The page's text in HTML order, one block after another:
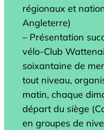
régionaux et
Angleterre)
– Présentation
vélo-Club
soixantaine de
tout niveau,
matin, chaque
départ du siège
en groupes de